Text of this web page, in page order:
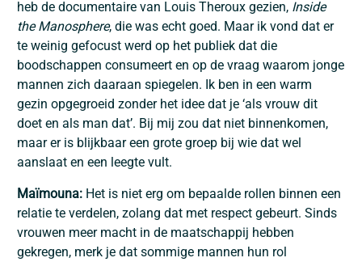
heb de documentaire van Louis Theroux gezien, Inside
the Manosphere, die was echt goed. Maar ik vond dat er
te weinig gefocust werd op het publiek dat die
boodschappen consumeert en op de vraag waarom jonge
mannen zich daaraan spiegelen. Ik ben in een warm
gezin opgegroeid zonder het idee dat je ‘als vrouw dit
doet en als man dat’. Bij mij zou dat niet binnenkomen,
maar er is blijkbaar een grote groep bij wie dat wel
aanslaat en een leegte vult.
Maïmouna: Het is niet erg om bepaalde rollen binnen een
relatie te verdelen, zolang dat met respect gebeurt. Sinds
vrouwen meer macht in de maatschappij hebben
gekregen, merk je dat sommige mannen hun rol